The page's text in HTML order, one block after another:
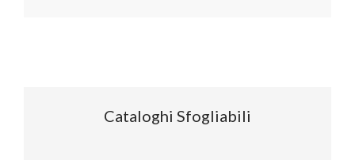
Cataloghi Sfogliabili